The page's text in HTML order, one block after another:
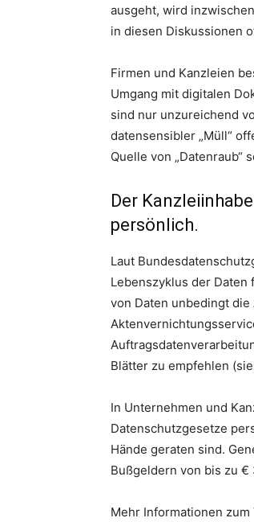
ausgeht, wird
in diesen Diskussionen
Firmen und Kanzleien
Umgang mit digitalen
sind nur unzureichend
datensensibler „Müll“
Quelle von „Datenraub“
Der
persönlich.
Laut
Lebenszyklus der
von Daten unbedingt
Blätter zu empfehlen
In Unternehmen und
Datenschutzgesetze
Hände geraten sind.
Bußgeldern von bis zu
Mehr Informationen